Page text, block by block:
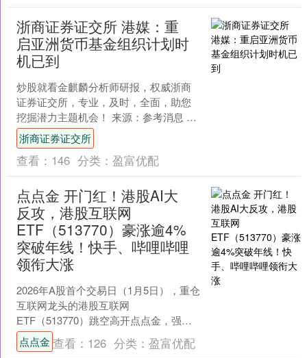
浙商证券证交所 港媒：重
启亚洲货币基金组织计划时
机已到
炒股就看金麒麟分析师研报，权威浙商
证券证交所，专业，及时，全面，助您
挖掘潜力主题机会！ 来源：参考消息 参
考消息网1月11日报道 香港亚洲时报网站
1月8日刊登题....
浙商证券证交所
查看： 146 分类： 盈富优配
点点金 开门红！港股AI大
反攻，港股互联网
ETF（513770）豪涨逾4%
突破年线！快手、哔哩哔哩
领衔大涨
2026年A股首个交易日（1月5日），重仓
互联网龙头的港股互联网
ETF（513770）跳空高开点点金，强势
大涨超4%突破年线！港股科网龙头多数
上涨，快手狂飙逾1....
点点金 查看： 126 分类： 盈富优配